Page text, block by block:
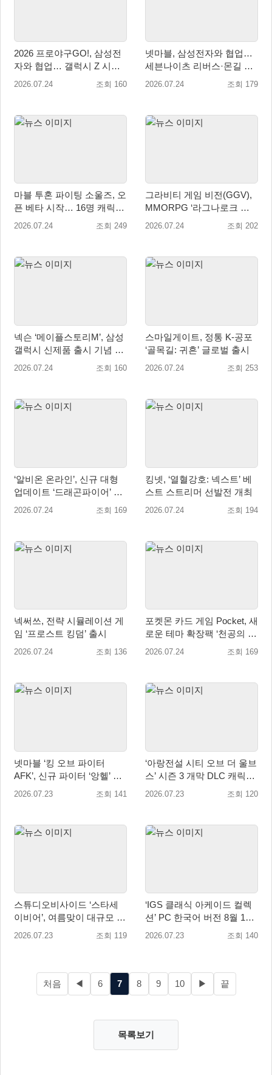
2026 프로야구GO!, 삼성전
자와 협업… 갤럭시 Z 시리
즈 스페셜 테마 공개
2026.07.24 조회 160
넷마블, 삼성전자와 협업…
세븐나이츠 리버스·몬길 갤
럭시 테마 공개
2026.07.24 조회 179
마블 투혼 파이팅 소울즈, 오
픈 베타 시작… 16명 캐릭터
공개
2026.07.24 조회 249
그라비티 게임 비전(GGV),
MMORPG ‘라그나로크 오
리진 클래식’ 북중남미 지역
2026.07.24 조회 202
넥슨 ‘메이플스토리M’, 삼성
갤럭시 신제품 출시 기념 테
마 공개
2026.07.24 조회 160
스마일게이트, 정통 K-공포
‘골목길: 귀흔’ 글로벌 출시
2026.07.24 조회 253
‘알비온 온라인’, 신규 대형
업데이트 ‘드래곤파이어’ 8
월 31일 출시
2026.07.24 조회 169
킹넷, ‘열혈강호: 넥스트’ 베
스트 스트리머 선발전 개최
2026.07.24 조회 194
넥써쓰, 전략 시뮬레이션 게
임 ‘프로스트 킹덤’ 출시
2026.07.24 조회 136
포켓몬 카드 게임 Pocket, 새
로운 테마 확장팩 ‘천공의 지
배자’ 공개
2026.07.24 조회 169
넷마블 ‘킹 오브 파이터
AFK’, 신규 파이터 ‘앙헬’ 업
데이트
2026.07.23 조회 141
‘아랑전설 시티 오브 더 울브
스’ 시즌 3 개막 DLC 캐릭터
제1탄 ‘릭 스트라우드’ 배포
2026.07.23 조회 120
스튜디오비사이드 ‘스타세
이비어’, 여름맞이 대규모 업
데이트
2026.07.23 조회 119
‘IGS 클래식 아케이드 컬렉
션’ PC 한국어 버전 8월 13
일 월드와이드 출시 예정
2026.07.23 조회 140
처음 ◀ 6 7 8 9 10 ▶ 끝
목록보기